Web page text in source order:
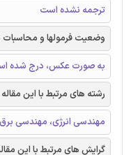
ترجمه نشده است
وضعیت فرمولها و محاسبات
به صورت عکس، درج شده
رشته های مرتبط با این مقاله
مهندسی انرژی، مهندسی
گرایش های مرتبط با این